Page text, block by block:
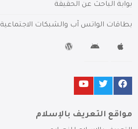
بوابة الباحث عن الحقيقة
بطاقات الواتس آب والشبكات الاجتماعية
مواقع التعريف بالإسلام